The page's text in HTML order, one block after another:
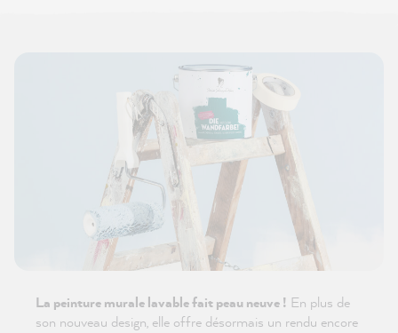
La peinture murale lavable fait peau neuve ! En plus de
son nouveau design, elle offre désormais un rendu encore